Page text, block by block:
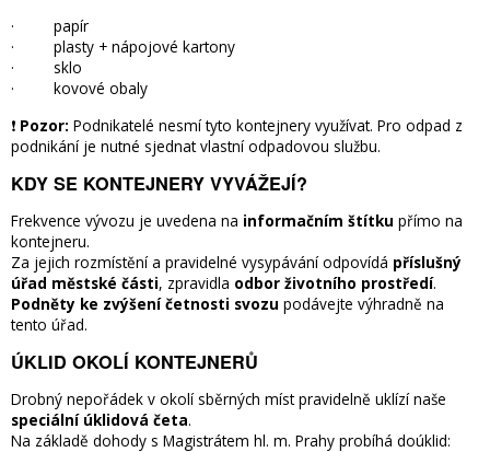
· papír
· plasty + nápojové kartony
· sklo
· kovové obaly
❗ Pozor: Podnikatelé nesmí tyto kontejnery využívat. Pro odpad z
podnikání je nutné sjednat vlastní odpadovou službu.
KDY SE KONTEJNERY VYVÁŽEJÍ?
Frekvence vývozu je uvedena na informačním štítku přímo na
kontejneru.
Za jejich rozmístění a pravidelné vysypávání odpovídá příslušný
úřad městské části, zpravidla odbor životního prostředí.
Podněty ke zvýšení četnosti svozu podávejte výhradně na
tento úřad.
ÚKLID OKOLÍ KONTEJNERŮ
Drobný nepořádek v okolí sběrných míst pravidelně uklízí naše
speciální úklidová četa.
Na základě dohody s Magistrátem hl. m. Prahy probíhá doúklid: